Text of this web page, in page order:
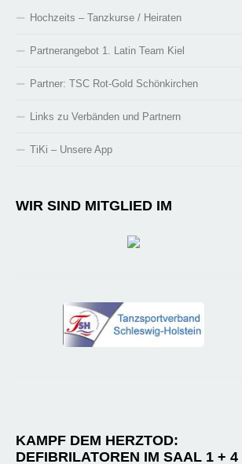
Hochzeits – Tanzkurse / Heiraten
Partnerangebot 1. Latin Team Kiel
Partner: TSC Rot-Gold Schönkirchen
Links zu Verbänden und Partnern
TiKi – Unsere App
WIR SIND MITGLIED IM
KAMPF DEM HERZTOD:
DEFIBRILATOREN IM SAAL 1 + 4